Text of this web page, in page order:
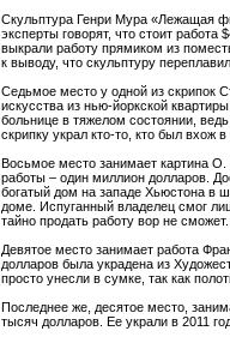
Скульптура Генри Мура «Лежащая
эксперты говорят, что стоит
выкрали работу прямиком из
к выводу, что скульптуру
Седьмое место у одной из скрипок
искусства из нью-йоркской
больнице в тяжелом состоянии,
скрипку украл кто-то, кто был вхож
Восьмое место занимает картина
работы – один миллион долларов.
богатый дом на западе Хьюстона в
доме. Испуганный владелец смог
тайно продать работу вор не сможет.
Девятое место занимает работа
долларов была украдена из
просто унесли в сумке, так как
Последнее же, десятое место,
тысяч долларов. Ее украли в 2011